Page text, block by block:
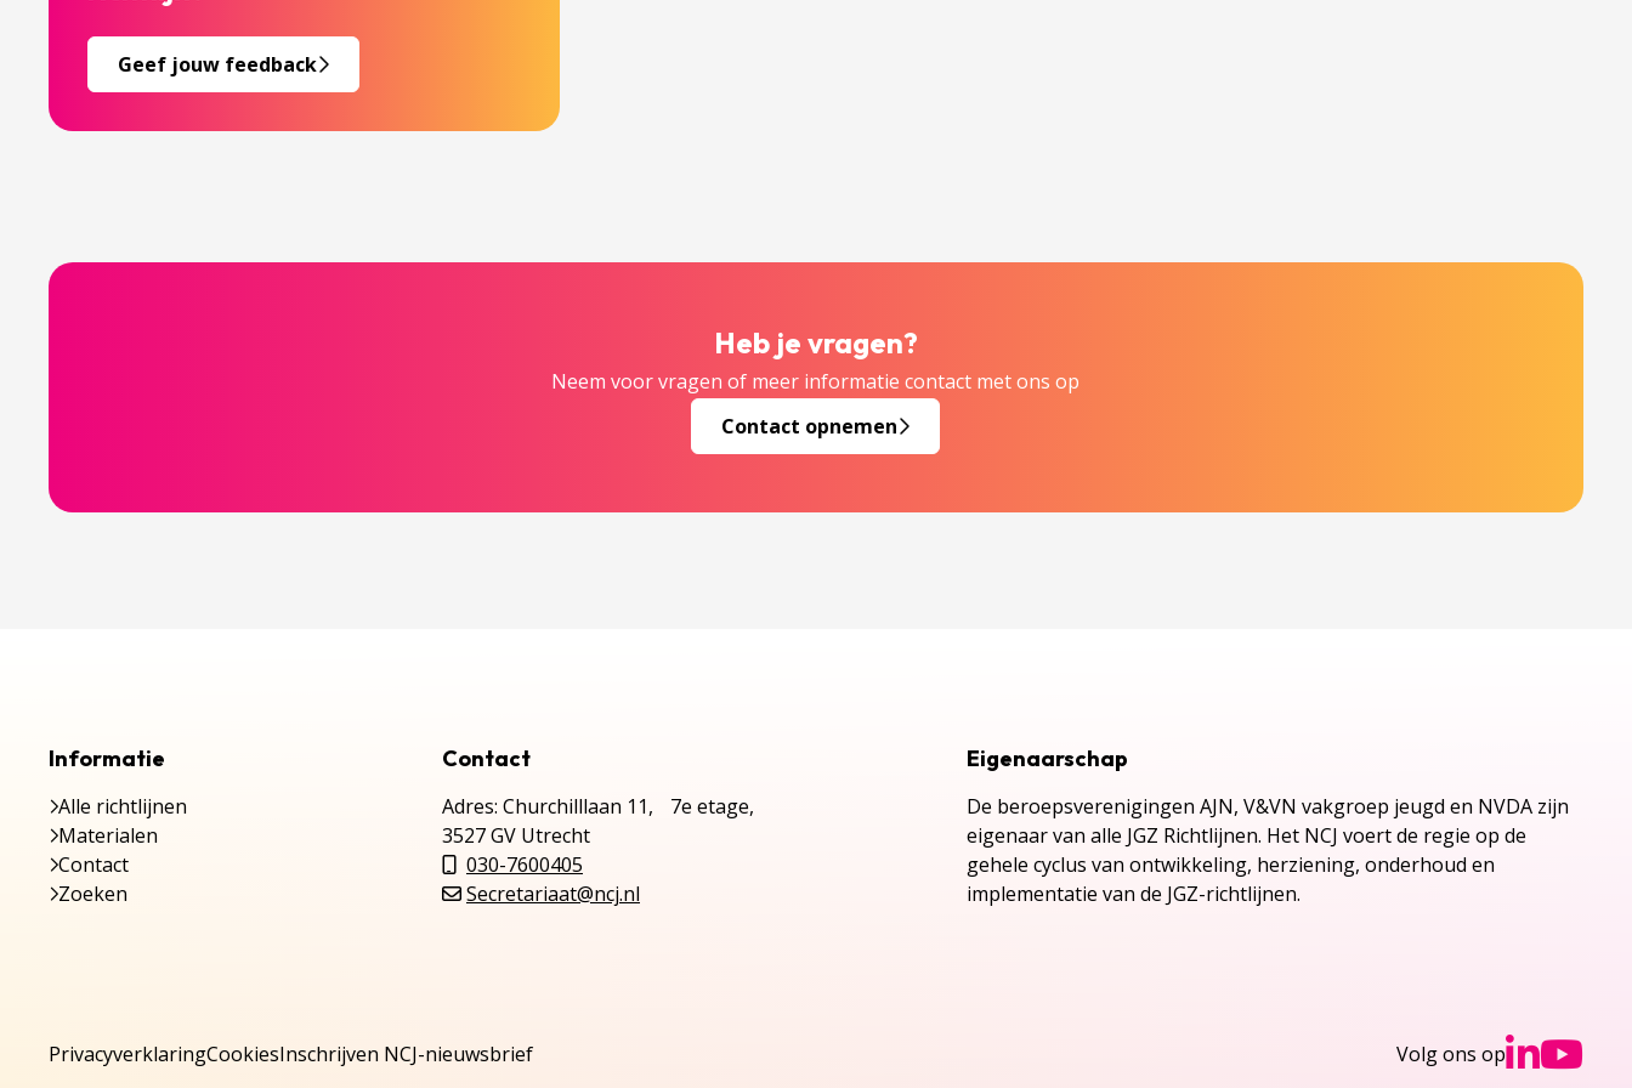
Geef jouw feedback
Heb je vragen?
Neem voor vragen of meer informatie contact met ons op
Contact opnemen
Informatie
Alle richtlijnen
Materialen
Contact
Zoeken
Contact
Adres: Churchilllaan 11, 7e etage,
3527 GV Utrecht
030-7600405
Secretariaat@ncj.nl
Eigenaarschap
De beroepsverenigingen AJN, V&VN vakgroep jeugd en NVDA zijn
eigenaar van alle JGZ Richtlijnen. Het NCJ voert de regie op de
gehele cyclus van ontwikkeling, herziening, onderhoud en
implementatie van de JGZ-richtlijnen.
PrivacyverklaringCookiesInschrijven NCJ-nieuwsbrief Volg ons op Ga